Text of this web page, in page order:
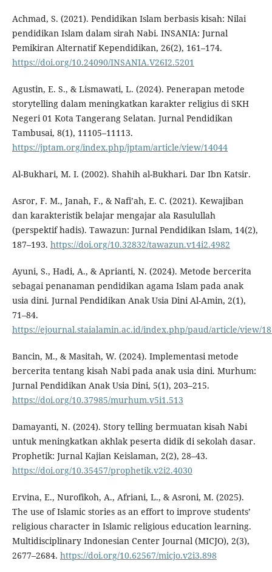
Achmad, S. (2021). Pendidikan Islam berbasis kisah: Nilai
pendidikan Islam dalam sirah Nabi. INSANIA: Jurnal
Pemikiran Alternatif Kependidikan, 26(2), 161–174.
https://doi.org/10.24090/INSANIA.V26I2.5201
Agustin, E. S., & Lismawati, L. (2024). Penerapan metode
storytelling dalam meningkatkan karakter religius di SKH
Negeri 01 Kota Tangerang Selatan. Jurnal Pendidikan
Tambusai, 8(1), 11105–11113.
https://jptam.org/index.php/jptam/article/view/14044
Al-Bukhari, M. I. (2002). Shahih al-Bukhari. Dar Ibn Katsir.
Asror, F. M., Janah, F., & Nafi’ah, E. C. (2021). Kewajiban
dan karakteristik belajar mengajar ala Rasulullah
(perspektif hadis). Tawazun: Jurnal Pendidikan Islam, 14(2),
187–193. https://doi.org/10.32832/tawazun.v14i2.4982
Ayuni, S., Hadi, A., & Aprianti, N. (2024). Metode bercerita
sebagai penanaman pendidikan agama Islam pada anak
usia dini. Jurnal Pendidikan Anak Usia Dini Al-Amin, 2(1),
71–84.
https://ejournal.staialamin.ac.id/index.php/paud/article/view/
Bancin, M., & Masitah, W. (2024). Implementasi metode
bercerita tentang kisah Nabi pada anak usia dini. Murhum:
Jurnal Pendidikan Anak Usia Dini, 5(1), 203–215.
https://doi.org/10.37985/murhum.v5i1.513
Damayanti, N. (2024). Story telling bermuatan kisah Nabi
untuk meningkatkan akhlak peserta didik di sekolah dasar.
Prophetik: Jurnal Kajian Keislaman, 2(2), 28–43.
https://doi.org/10.35457/prophetik.v2i2.4030
Ervina, E., Nurofikoh, A., Afriani, L., & Asroni, M. (2025).
The use of Islamic stories as an effort to improve students’
religious character in Islamic religious education learning.
Multidisciplinary Indonesian Center Journal (MICJO), 2(3),
2677–2684. https://doi.org/10.62567/micjo.v2i3.898